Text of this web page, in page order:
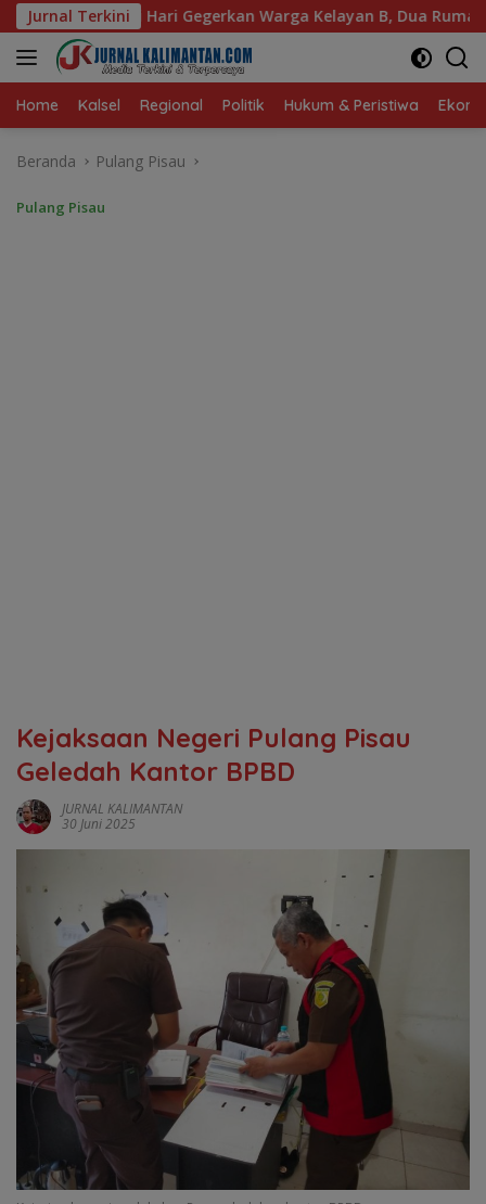
Langsung
ke
konten
Jurnal Terkini
Warga Kelayan B, Dua Rumah dan Bedakan Terbakar
Home Kalsel Regional Politik Hukum & Peristiwa
Beranda Pulang Pisau
Pulang Pisau
Kejaksaan Negeri Pulang Pisau
Geledah Kantor BPBD
JURNAL KALIMANTAN
30 Juni 2025